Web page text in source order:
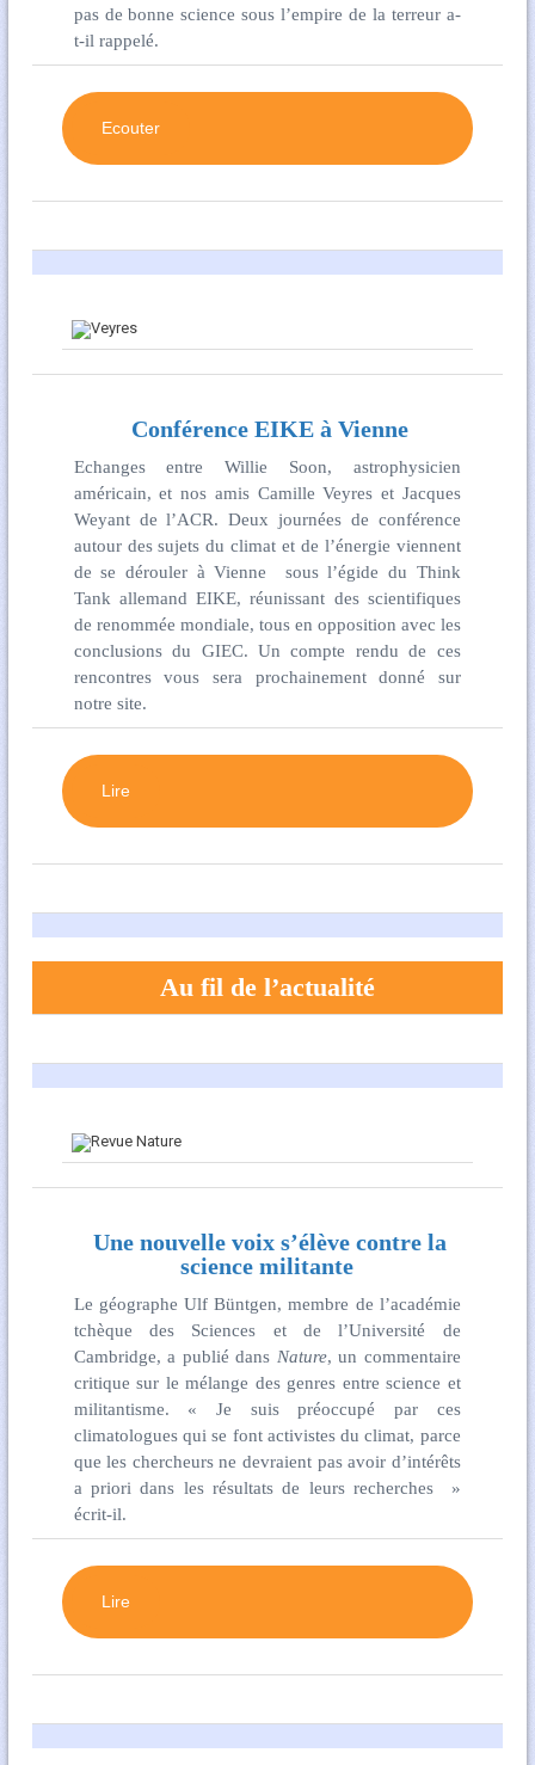
pas de bonne science sous l’empire de la terreur a-
t-il rappelé.
Ecouter
Conférence EIKE à Vienne
Echanges entre Willie Soon, astrophysicien
américain, et nos amis Camille Veyres et Jacques
Weyant de l’ACR. Deux journées de conférence
autour des sujets du climat et de l’énergie viennent
de se dérouler à Vienne sous l’égide du Think
Tank allemand EIKE, réunissant des scientifiques
de renommée mondiale, tous en opposition avec les
conclusions du GIEC. Un compte rendu de ces
rencontres vous sera prochainement donné sur
notre site.
Lire
Au fil de l’actualité
Une nouvelle voix s’élève contre la
science militante
Le géographe Ulf Büntgen, membre de l’académie
tchèque des Sciences et de l’Université de
Cambridge, a publié dans Nature, un commentaire
critique sur le mélange des genres entre science et
militantisme. « Je suis préoccupé par ces
climatologues qui se font activistes du climat, parce
que les chercheurs ne devraient pas avoir d’intérêts
a priori dans les résultats de leurs recherches »
écrit-il.
Lire